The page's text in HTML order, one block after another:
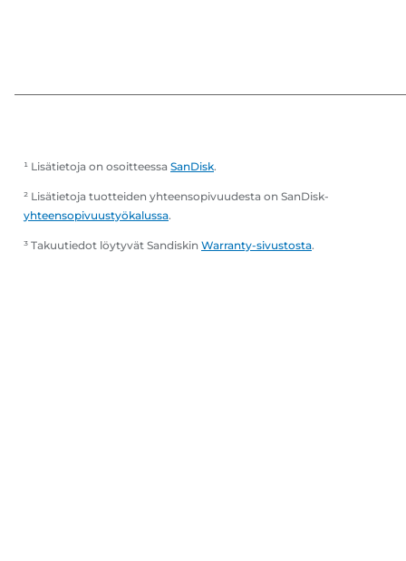
¹ Lisätietoja on osoitteessa SanDisk.
² Lisätietoja tuotteiden yhteensopivuudesta on SanDisk-
yhteensopivuustyökalussa.
³ Takuutiedot löytyvät Sandiskin Warranty-sivustosta.